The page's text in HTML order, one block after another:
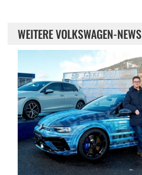
WEITERE VOLKSWAGEN-NEWS